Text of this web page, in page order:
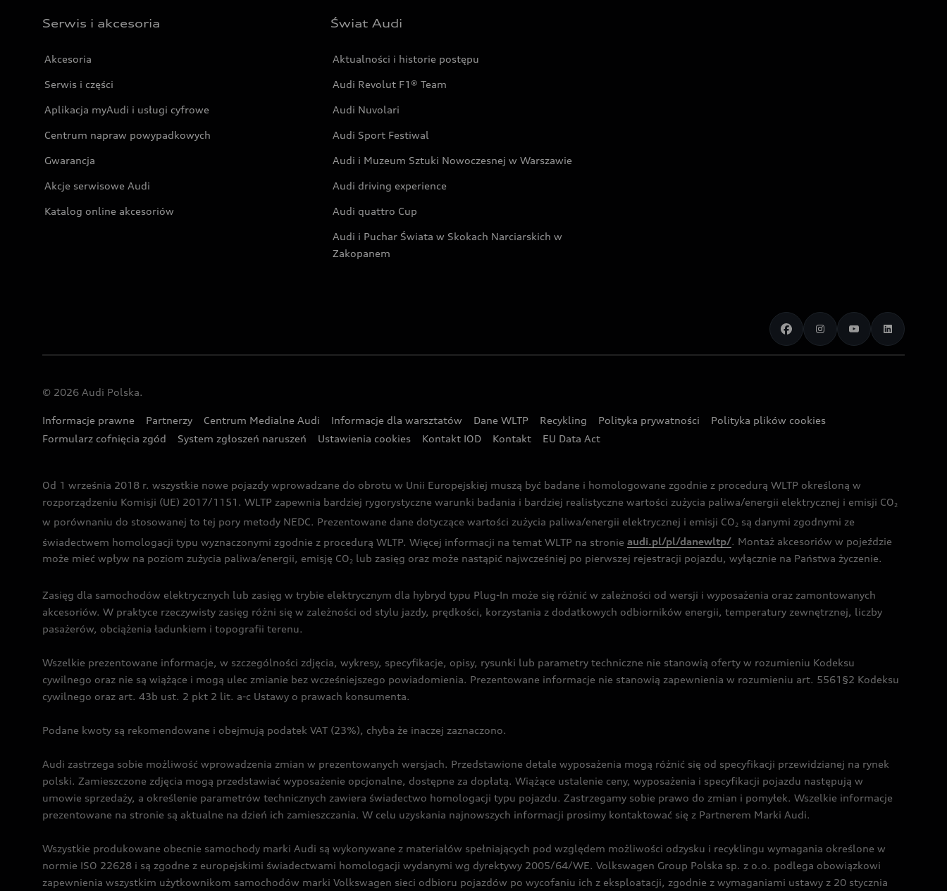
Serwis i akcesoria
Akcesoria
Serwis i części
Aplikacja myAudi i usługi cyfrowe
Centrum napraw powypadkowych
Gwarancja
Akcje serwisowe Audi
Katalog online akcesoriów
Świat Audi
Aktualności i historie postępu
Audi Revolut F1® Team
Audi Nuvolari
Audi Sport Festiwal
Audi i Muzeum Sztuki Nowoczesnej w Warszawie
Audi driving experience
Audi quattro Cup
Audi i Puchar Świata w Skokach Narciarskich w
Zakopanem
© 2026 Audi Polska.
Informacje prawne Partnerzy Centrum Medialne Audi Informacje dla warsztatów Dane WLTP Recykling Polityka prywatności
Polityka plików cookies
Formularz cofnięcia zgód
System zgłoszeń naruszeń Ustawienia cookies Kontakt IOD Kontakt EU Data Act
Od 1 września 2018 r. wszystkie nowe pojazdy wprowadzane do obrotu w Unii Europejskiej muszą być badane i homologowane zgodnie z procedurą WLTP określoną w
rozporządzeniu Komisji (UE) 2017/1151. WLTP zapewnia bardziej rygorystyczne warunki badania i bardziej realistyczne wartości zużycia paliwa/energii elektrycznej i emisji CO2
w porównaniu do stosowanej to tej pory metody NEDC. Prezentowane dane dotyczące wartości zużycia paliwa/energii elektrycznej i emisji CO2 są danymi zgodnymi ze
świadectwem homologacji typu wyznaczonymi zgodnie z procedurą WLTP. Więcej informacji na temat WLTP na stronie audi.pl/pl/danewltp/. Montaż akcesoriów w pojeździe
może mieć wpływ na poziom zużycia paliwa/energii, emisję CO2 lub zasięg oraz może nastąpić najwcześniej po pierwszej rejestracji pojazdu, wyłącznie na Państwa życzenie.
Zasięg dla samochodów elektrycznych lub zasięg w trybie elektrycznym dla hybryd typu Plug-In może się różnić w zależności od wersji i wyposażenia oraz zamontowanych
akcesoriów. W praktyce rzeczywisty zasięg różni się w zależności od stylu jazdy, prędkości, korzystania z dodatkowych odbiorników energii, temperatury zewnętrznej, liczby
pasażerów, obciążenia ładunkiem i topografii terenu.
Wszelkie prezentowane informacje, w szczególności zdjęcia, wykresy, specyfikacje, opisy, rysunki lub parametry techniczne nie stanowią oferty w rozumieniu Kodeksu
cywilnego oraz nie są wiążące i mogą ulec zmianie bez wcześniejszego powiadomienia. Prezentowane informacje nie stanowią zapewnienia w rozumieniu art. 5561§2 Kodeksu
cywilnego oraz art. 43b ust. 2 pkt 2 lit. a-c Ustawy o prawach konsumenta.
Podane kwoty są rekomendowane i obejmują podatek VAT (23%), chyba że inaczej zaznaczono.
Audi zastrzega sobie możliwość wprowadzenia zmian w prezentowanych wersjach. Przedstawione detale wyposażenia mogą różnić się od specyfikacji przewidzianej na rynek
polski. Zamieszczone zdjęcia mogą przedstawiać wyposażenie opcjonalne, dostępne za dopłatą. Wiążące ustalenie ceny, wyposażenia i specyfikacji pojazdu następują w
umowie sprzedaży, a określenie parametrów technicznych zawiera świadectwo homologacji typu pojazdu. Zastrzegamy sobie prawo do zmian i pomyłek. Wszelkie informacje
prezentowane na stronie są aktualne na dzień ich zamieszczania. W celu uzyskania najnowszych informacji prosimy kontaktować się z Partnerem Marki Audi.
Wszystkie produkowane obecnie samochody marki Audi są wykonywane z materiałów spełniających pod względem możliwości odzysku i recyklingu wymagania określone w
normie ISO 22628 i są zgodne z europejskimi świadectwami homologacji wydanymi wg dyrektywy 2005/64/WE. Volkswagen Group Polska sp. z o.o. podlega obowiązkowi
zapewnienia wszystkim użytkownikom samochodów marki Volkswagen sieci odbioru pojazdów po wycofaniu ich z eksploatacji, zgodnie z wymaganiami ustawy z 20 stycznia